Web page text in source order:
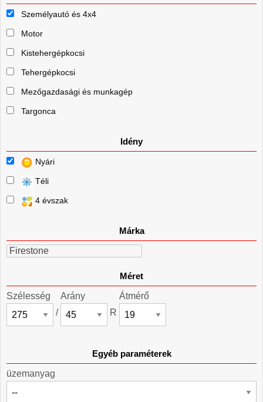
Személyautó és 4x4
Motor
Kistehergépkocsi
Tehergépkocsi
Mezőgazdasági és munkagép
Targonca
Idény
Nyári
Téli
4 évszak
Márka
Firestone
Méret
Szélesség
/
Arány
R
Átmérő
Egyéb paraméterek
üzemanyag